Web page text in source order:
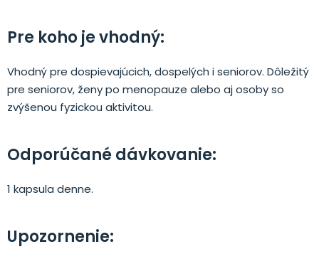
Pre koho je vhodný:
Vhodný pre dospievajúcich, dospelých i seniorov. Dôležitý
pre seniorov, ženy po menopauze alebo aj osoby so
zvýšenou fyzickou aktivitou.
Odporúčané dávkovanie:
1 kapsula denne.
Upozornenie: